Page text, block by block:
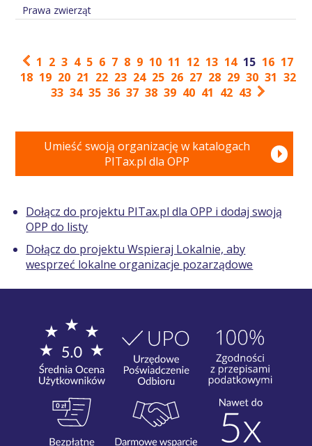
Prawa zwierząt
1 2 3 4 5 6 7 8 9 10 11 12 13 14 15 16 17
18 19 20 21 22 23 24 25 26 27 28 29 30 31 32
33 34 35 36 37 38 39 40 41 42 43
Umieść swoją organizację w katalogach
PITax.pl dla OPP
Dołącz do projektu PITax.pl dla OPP i dodaj swoją
OPP do listy
Dołącz do projektu Wspieraj Lokalnie, aby
wesprzeć lokalne organizacje pozarządowe